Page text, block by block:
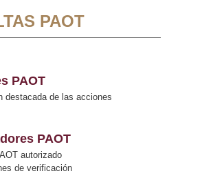
PAOT
PAOT
destacada de las acciones
PAOT
autorizado
de verificación